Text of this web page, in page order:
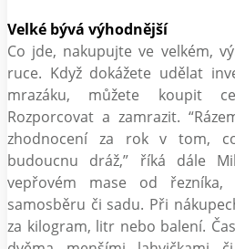
Velké bývá výhodnější
Co jde, nakupujte ve velkém,
ruce. Když dokážete udělat
mrazáku, můžete koupit
Rozporcovat a zamrazit.
zhodnocení za rok v tom,
budoucnu dráž,” říká dále
vepřovém mase od řezníka,
samosběru či sadu. Při
za kilogram, litr nebo balení.